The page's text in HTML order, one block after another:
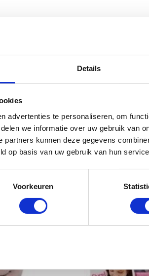
Details
advertenties te personaliseren, om
we informatie over uw gebruik van
partners kunnen deze gegevens
op basis van uw gebruik van hun
Voorkeuren